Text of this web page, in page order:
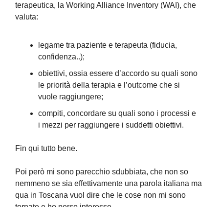
terapeutica, la Working Alliance Inventory (WAI), che
valuta:
legame tra paziente e terapeuta (fiducia,
confidenza..);
obiettivi, ossia essere d’accordo su quali sono
le priorità della terapia e l’outcome che si
vuole raggiungere;
compiti, concordare su quali sono i processi e
i mezzi per raggiungere i suddetti obiettivi.
Fin qui tutto bene.
Poi però mi sono parecchio sdubbiata, che non so
nemmeno se sia effettivamente una parola italiana ma
qua in Toscana vuol dire che le cose non mi sono